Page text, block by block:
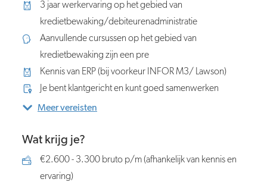
3 jaar werkervaring op het gebied van
kredietbewaking/debiteurenadministratie
Aanvullende cursussen op het gebied van
kredietbewaking zijn een pre
Kennis van ERP (bij voorkeur INFOR M3/ Lawson)
Je bent klantgericht en kunt goed samenwerken
Meer vereisten
Wat krijg je?
€2.600 - 3.300 bruto p/m (afhankelijk van kennis en
ervaring)